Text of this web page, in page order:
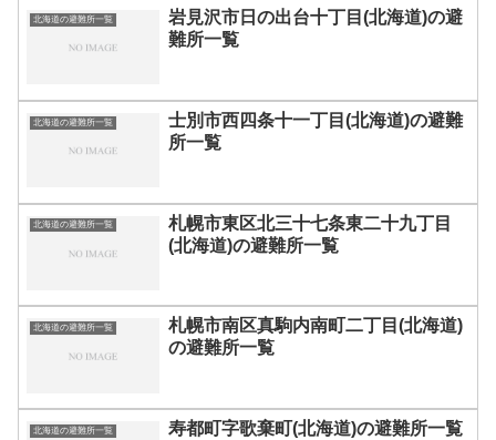
北海道の避難所一覧
岩見沢市日の出台十丁目(北海道)の避
難所一覧
北海道の避難所一覧
士別市西四条十一丁目(北海道)の避難
所一覧
北海道の避難所一覧
札幌市東区北三十七条東二十九丁目
(北海道)の避難所一覧
北海道の避難所一覧
札幌市南区真駒内南町二丁目(北海道)
の避難所一覧
北海道の避難所一覧 寿都町字歌棄町(北海道)の避難所一覧